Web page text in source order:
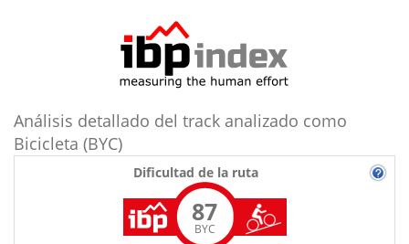
Análisis detallado del track analizado como
Bicicleta (BYC)
Dificultad de la ruta
87
BYC